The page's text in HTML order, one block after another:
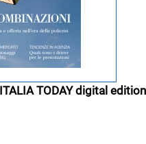
TODAY digital edition